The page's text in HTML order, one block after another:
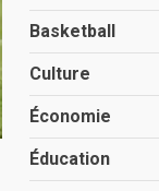
Basketball
Culture
Économie
Éducation